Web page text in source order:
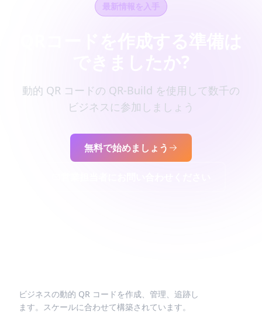
最新情報を入手
動的 QR コードの QR-Build を使用して数千の
ビジネスに参加しましょう
無料で始めましょう
ビジネスの動的 QR コードを作成、管理、追跡し
ます。スケールに合わせて構築されています。